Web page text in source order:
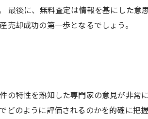
最後に、無料査定は情報を基にした意
却成功の第一歩となるでしょう。
特性を熟知した専門家の意見が非常に
のように評価されるのかを的確に把握